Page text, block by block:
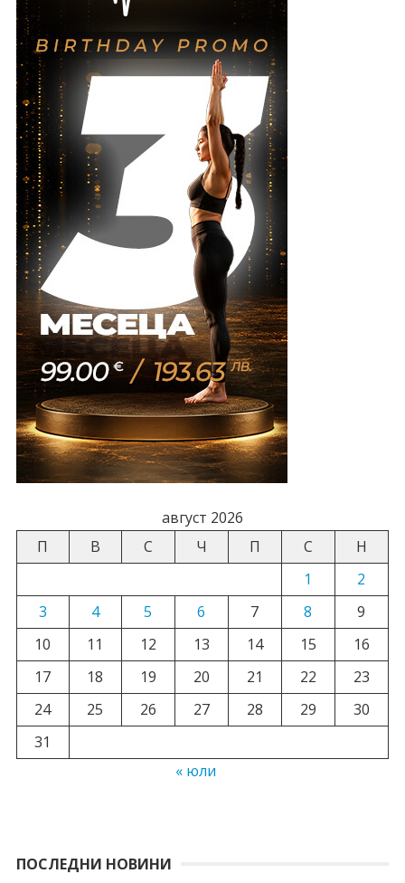
август 2026
П
В С Ч П С
Н
1
2
3
4 5 6 7 8
9
10
11 12 13 14 15
16
17
18 19 20 21 22
23
24
25 26 27 28 29
30
31
« юли
ПОСЛЕДНИ НОВИНИ